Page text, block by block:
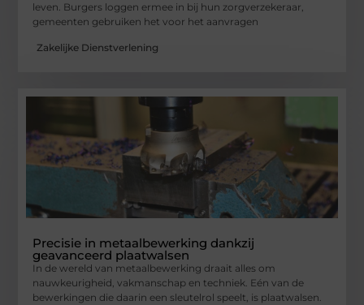
leven. Burgers loggen ermee in bij hun zorgverzekeraar,
gemeenten gebruiken het voor het aanvragen
Zakelijke Dienstverlening
Precisie in metaalbewerking dankzij
geavanceerd plaatwalsen
In de wereld van metaalbewerking draait alles om
nauwkeurigheid, vakmanschap en techniek. Eén van de
bewerkingen die daarin een sleutelrol speelt, is plaatwalsen.